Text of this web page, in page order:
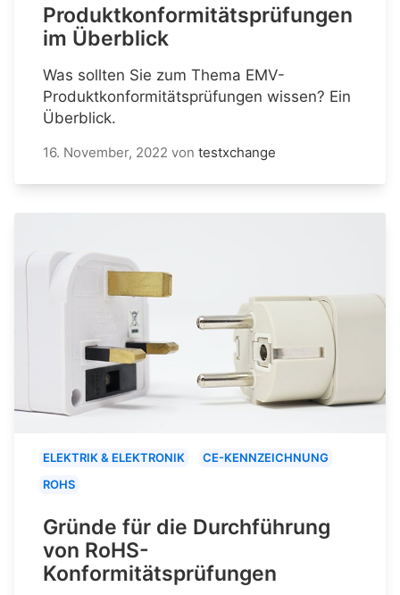
Produktkonformitätsprüfungen
im Überblick
Was sollten Sie zum Thema EMV-
Produktkonformitätsprüfungen wissen? Ein
Überblick.
16. November, 2022 von testxchange
ELEKTRIK & ELEKTRONIK
CE-KENNZEICHNUNG
ROHS
Gründe für die Durchführung
von RoHS-
Konformitätsprüfungen